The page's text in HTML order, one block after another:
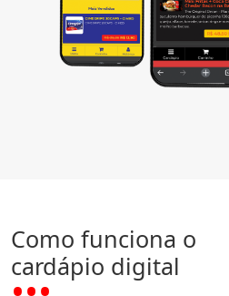
Como funciona o
cardápio digital